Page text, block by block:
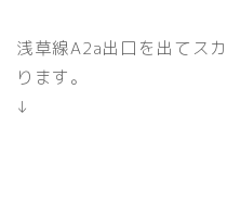
浅草線A2a出口を出てス
ります。
↓